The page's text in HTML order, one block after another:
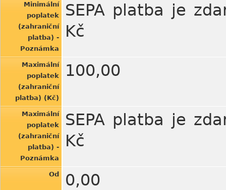
Minimální
poplatek
(zahraniční
platba) -
Poznámka
SEPA platba je
Kč
Maximální
poplatek
(zahraniční
platba) (Kč)
100,00
Maximální
poplatek
(zahraniční
platba) -
Poznámka
SEPA platba je
Kč
Od 0,00